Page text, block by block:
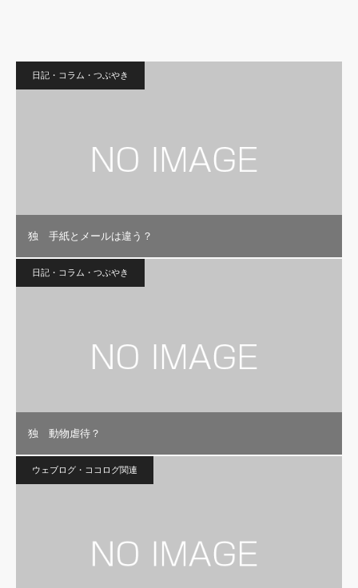
日記・コラム・つぶやき
独 手紙とメールは違う？
日記・コラム・つぶやき
独 動物虐待？
ウェブログ・ココログ関連